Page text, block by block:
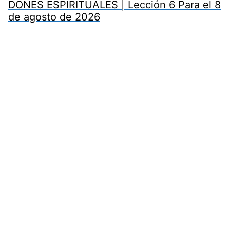
DONES ESPIRITUALES | Lección 6 Para el 8
de agosto de 2026